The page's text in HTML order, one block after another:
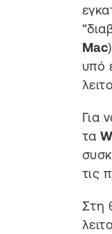
Mac
υπό
Για
τα
τις
Στη